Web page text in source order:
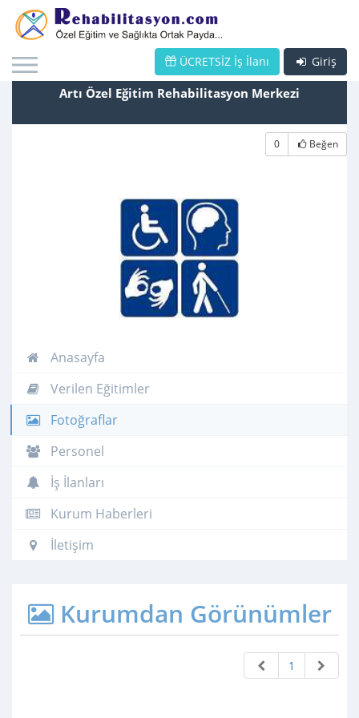
Giriş
ÜCRETSİZ İş İlanı
Artı Özel Eğitim Rehabilitasyon Merkezi
0 Beğen
Anasayfa
Verilen Eğitimler
Fotoğraflar
Personel
İş İlanları
Kurum Haberleri
İletişim
Kurumdan Görünümler
1